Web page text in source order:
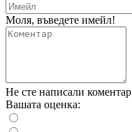
Моля, въведете имейл!
Не сте написали коментар
Вашата оценка: